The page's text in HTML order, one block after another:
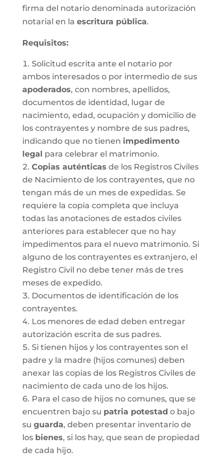
firma del notario denominada autorización
notarial en la escritura pública.
Requisitos:
Solicitud escrita ante el notario por
ambos interesados o por intermedio de sus
apoderados, con nombres, apellidos,
documentos de identidad, lugar de
nacimiento, edad, ocupación y domicilio de
los contrayentes y nombre de sus padres,
indicando que no tienen impedimento
legal para celebrar el matrimonio.
Copias auténticas de los Registros Civiles
de Nacimiento de los contrayentes, que no
tengan más de un mes de expedidas. Se
requiere la copia completa que incluya
todas las anotaciones de estados civiles
anteriores para establecer que no hay
impedimentos para el nuevo matrimonio. Si
alguno de los contrayentes es extranjero, el
Registro Civil no debe tener más de tres
meses de expedido.
Documentos de identificación de los
contrayentes.
Los menores de edad deben entregar
autorización escrita de sus padres.
Si tienen hijos y los contrayentes son el
padre y la madre (hijos comunes) deben
anexar las copias de los Registros Civiles de
nacimiento de cada uno de los hijos.
Para el caso de hijos no comunes, que se
encuentren bajo su patria potestad o bajo
su guarda, deben presentar inventario de
los bienes, si los hay, que sean de propiedad
de cada hijo.